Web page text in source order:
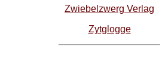
Zwiebelzwerg Verlag
Zytglogge